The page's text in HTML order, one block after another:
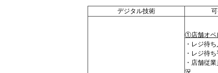
デジタル技術
①店舗オペ
・レジ待
・レジ待
・店舗従